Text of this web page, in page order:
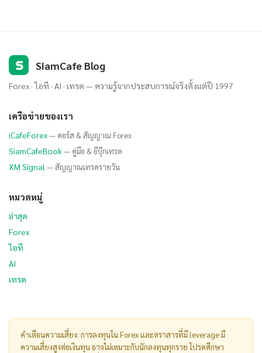
S SiamCafe Blog
Forex · ไอที · AI · เทรด — ความรู้จากประสบการณ์จริงตั้งแต่ปี 1997
เครือข่ายของเรา
iCafeForex— คอร์ส & สัญญาณ Forex
SiamCafeBook— คู่มือ & อีบุ๊กเทรด
XM Signal — สัญญาณเทรดรายวัน
หมวดหมู่
ล่าสุด
Forex
ไอที
AI
เทรด
คำเตือนความเสี่ยง: การลงทุนใน Forex และตราสารที่มี leverage มี
ความเสี่ยงสูงต่อเงินทุน อาจไม่เหมาะกับนักลงทุนทุกราย โปรดศึกษา